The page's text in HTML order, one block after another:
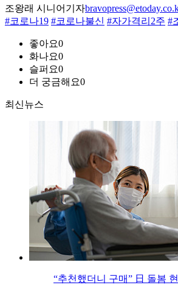
조왕래 시니어기자
#코로나19 #코로나불신 #자가격리2주 #
좋아요0
화나요0
슬퍼요0
더 궁금해요0
최신뉴스
“추천했더니 구매” 日 돌봄